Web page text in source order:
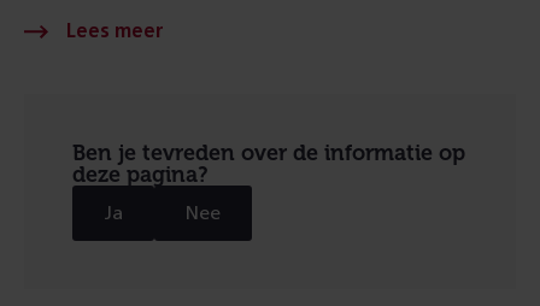
Ben je tevreden over de informatie op
deze pagina?
Ja Nee